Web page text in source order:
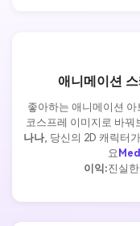
애니메이션
좋아하는 애니메이션
코스프레 이미지로 바꿔
나나, 당신의 2D 캐릭터
요
이익:진실